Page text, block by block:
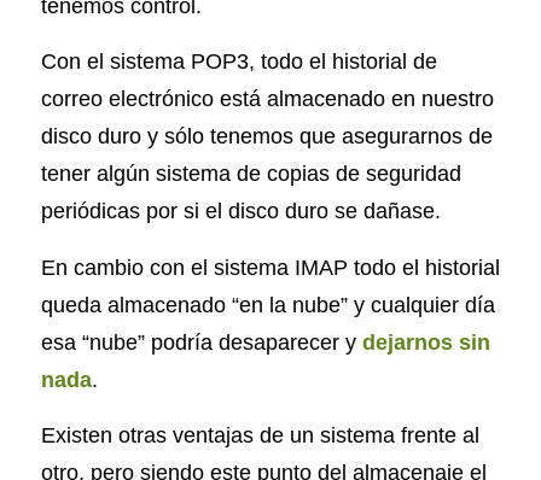
tenemos control.
Con el sistema POP3, todo el historial de
correo electrónico está almacenado en nuestro
disco duro y sólo tenemos que asegurarnos de
tener algún sistema de copias de seguridad
periódicas por si el disco duro se dañase.
En cambio con el sistema IMAP todo el historial
queda almacenado “en la nube” y cualquier día
esa “nube” podría desaparecer y dejarnos sin
nada.
Existen otras ventajas de un sistema frente al
otro, pero siendo este punto del almacenaje el